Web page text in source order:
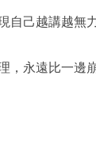
己越講越
，永遠比一邊